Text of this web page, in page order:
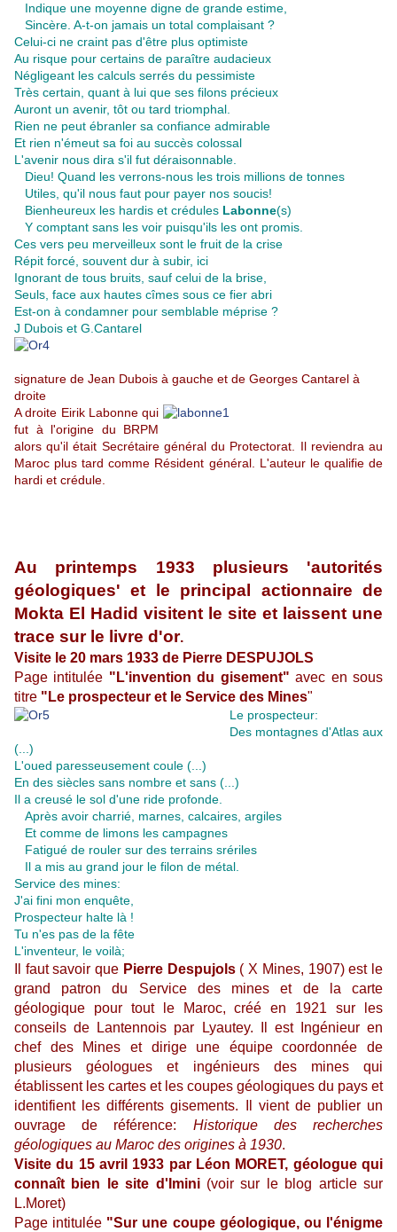
Indique une moyenne digne de grande estime,
Sincère. A-t-on jamais un total complaisant ?
Celui-ci ne craint pas d'être plus optimiste
Au risque pour certains de paraître audacieux
Négligeant les calculs serrés du pessimiste
Très certain, quant à lui que ses filons précieux
Auront un avenir, tôt ou tard triomphal.
Rien ne peut ébranler sa confiance admirable
Et rien n'émeut sa foi au succès colossal
L'avenir nous dira s'il fut déraisonnable.
Dieu! Quand les verrons-nous les trois millions de tonnes
Utiles, qu'il nous faut pour payer nos soucis!
Bienheureux les hardis et crédules Labonne(s)
Y comptant sans les voir puisqu'ils les ont promis.
Ces vers peu merveilleux sont le fruit de la crise
Répit forcé, souvent dur à subir, ici
Ignorant de tous bruits, sauf celui de la brise,
Seuls, face aux hautes cîmes sous ce fier abri
Est-on à condamner pour semblable méprise ?
J Dubois et G.Cantarel
signature de Jean Dubois à gauche et de Georges Cantarel à
droite
A droite Eirik Labonne qui
fut à l'origine du BRPM
alors qu'il était Secrétaire général du Protectorat. Il reviendra au
Maroc plus tard comme Résident général. L'auteur le qualifie de
hardi et crédule.
Au printemps 1933 plusieurs 'autorités
géologiques' et le principal actionnaire de
Mokta El Hadid visitent le site et laissent une
trace sur le livre d'or.
Visite le 20 mars 1933 de Pierre DESPUJOLS
Page intitulée "L'invention du gisement" avec en sous
titre "Le prospecteur et le Service des Mines"
Le prospecteur:
Des montagnes d'Atlas aux
(...)
L'oued paresseusement coule (...)
En des siècles sans nombre et sans (...)
Il a creusé le sol d'une ride profonde.
Après avoir charrié, marnes, calcaires, argiles
Et comme de limons les campagnes
Fatigué de rouler sur des terrains srériles
Il a mis au grand jour le filon de métal.
Service des mines:
J'ai fini mon enquête,
Prospecteur halte là !
Tu n'es pas de la fête
L'inventeur, le voilà;
Il faut savoir que Pierre Despujols( X Mines, 1907) est le
grand patron du Service des mines et de la carte
géologique pour tout le Maroc, créé en 1921 sur les
conseils de Lantennois par Lyautey. Il est Ingénieur en
chef des Mines et dirige une équipe coordonnée de
plusieurs géologues et ingénieurs des mines qui
établissent les cartes et les coupes géologiques du pays et
identifient les différents gisements. Il vient de publier un
ouvrage de référence: Historique des recherches
géologiques au Maroc des origines à 1930.
Visite du 15 avril 1933 par Léon MORET, géologue qui
connaît bien le site d'Imini(voir sur le blog article sur
L.Moret)
Page intitulée "Sur une coupe géologique, ou l'énigme